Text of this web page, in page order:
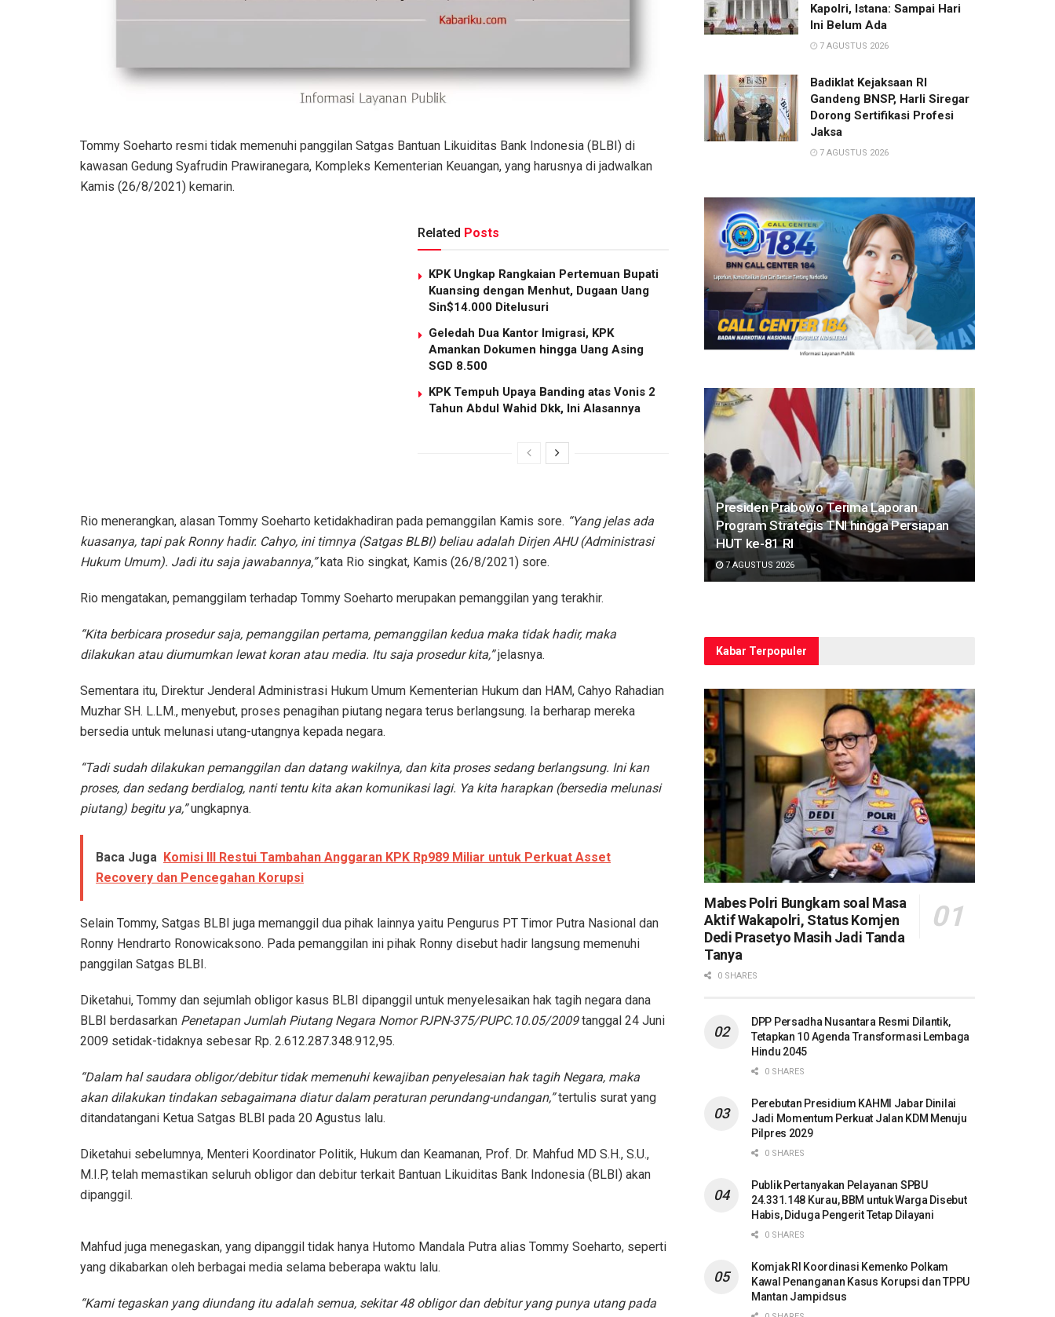
Tommy Soeharto resmi tidak memenuhi panggilan Satgas Bantuan Likuiditas Bank Indonesia (BLBI) di
kawasan Gedung Syafrudin Prawiranegara, Kompleks Kementerian Keuangan, yang harusnya di jadwalkan
Kamis (26/8/2021) kemarin.
Related Posts
KPK Ungkap Rangkaian Pertemuan Bupati
Kuansing dengan Menhut, Dugaan Uang
Sin$14.000 Ditelusuri
Geledah Dua Kantor Imigrasi, KPK
Amankan Dokumen hingga Uang Asing
SGD 8.500
KPK Tempuh Upaya Banding atas Vonis 2
Tahun Abdul Wahid Dkk, Ini Alasannya
Rio menerangkan, alasan Tommy Soeharto ketidakhadiran pada pemanggilan Kamis sore. “Yang jelas ada
kuasanya, tapi pak Ronny hadir. Cahyo, ini timnya (Satgas BLBI) beliau adalah Dirjen AHU (Administrasi
Hukum Umum). Jadi itu saja jawabannya,”kata Rio singkat, Kamis (26/8/2021) sore.
Rio mengatakan, pemanggilam terhadap Tommy Soeharto merupakan pemanggilan yang terakhir.
“Kita berbicara prosedur saja, pemanggilan pertama, pemanggilan kedua maka tidak hadir, maka
dilakukan atau diumumkan lewat koran atau media. Itu saja prosedur kita,”jelasnya.
Sementara itu, Direktur Jenderal Administrasi Hukum Umum Kementerian Hukum dan HAM, Cahyo Rahadian
Muzhar SH. L.LM., menyebut, proses penagihan piutang negara terus berlangsung. Ia berharap mereka
bersedia untuk melunasi utang-utangnya kepada negara.
“Tadi sudah dilakukan pemanggilan dan datang wakilnya, dan kita proses sedang berlangsung. Ini kan
proses, dan sedang berdialog, nanti tentu kita akan komunikasi lagi. Ya kita harapkan (bersedia melunasi
piutang) begitu ya,”ungkapnya.
Baca Juga Komisi III Restui Tambahan Anggaran KPK Rp989 Miliar untuk Perkuat Asset
Recovery dan Pencegahan Korupsi
Selain Tommy, Satgas BLBI juga memanggil dua pihak lainnya yaitu Pengurus PT Timor Putra Nasional dan
Ronny Hendrarto Ronowicaksono. Pada pemanggilan ini pihak Ronny disebut hadir langsung memenuhi
panggilan Satgas BLBI.
Diketahui, Tommy dan sejumlah obligor kasus BLBI dipanggil untuk menyelesaikan hak tagih negara dana
BLBI berdasarkan Penetapan Jumlah Piutang Negara Nomor PJPN-375/PUPC.10.05/2009tanggal 24 Juni
2009 setidak-tidaknya sebesar Rp. 2.612.287.348.912,95.
“Dalam hal saudara obligor/debitur tidak memenuhi kewajiban penyelesaian hak tagih Negara, maka
akan dilakukan tindakan sebagaimana diatur dalam peraturan perundang-undangan,”tertulis surat yang
ditandatangani Ketua Satgas BLBI pada 20 Agustus lalu.
Diketahui sebelumnya, Menteri Koordinator Politik, Hukum dan Keamanan, Prof. Dr. Mahfud MD S.H., S.U.,
M.I.P, telah memastikan seluruh obligor dan debitur terkait Bantuan Likuiditas Bank Indonesia (BLBI) akan
dipanggil.
Mahfud juga menegaskan, yang dipanggil tidak hanya Hutomo Mandala Putra alias Tommy Soeharto, seperti
yang dikabarkan oleh berbagai media selama beberapa waktu lalu.
“Kami tegaskan yang diundang itu adalah semua, sekitar 48 obligor dan debitur yang punya utang pada
Kapolri, Istana: Sampai Hari
Ini Belum Ada
7 AGUSTUS 2026
Badiklat Kejaksaan RI
Gandeng BNSP, Harli Siregar
Dorong Sertifikasi Profesi
Jaksa
7 AGUSTUS 2026
Presiden Prabowo Terima Laporan
Program Strategis TNI hingga Persiapan
HUT ke-81 RI
7 AGUSTUS 2026
Kabar Terpopuler
Mabes Polri Bungkam soal Masa
Aktif Wakapolri, Status Komjen
Dedi Prasetyo Masih Jadi Tanda
Tanya
0 SHARES
DPP Persadha Nusantara Resmi Dilantik,
Tetapkan 10 Agenda Transformasi Lembaga
Hindu 2045
0 SHARES
Perebutan Presidium KAHMI Jabar Dinilai
Jadi Momentum Perkuat Jalan KDM Menuju
Pilpres 2029
0 SHARES
Publik Pertanyakan Pelayanan SPBU
24.331.148 Kurau, BBM untuk Warga Disebut
Habis, Diduga Pengerit Tetap Dilayani
0 SHARES
Komjak RI Koordinasi Kemenko Polkam
Kawal Penanganan Kasus Korupsi dan TPPU
Mantan Jampidsus